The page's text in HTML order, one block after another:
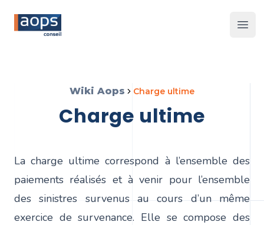
Les
Wiki Aops charge ultime
charge ultime
La charge ultime correspond à l’ensemble des
paiements réalisés et à venir pour l’ensemble
des sinistres survenus au cours d’un même
exercice de survenance. Elle se compose des